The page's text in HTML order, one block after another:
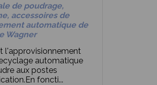
de poudrage,
accessoires de
automatique de
Wagner
l'approvisionnement
automatique
aux postes
En foncti...